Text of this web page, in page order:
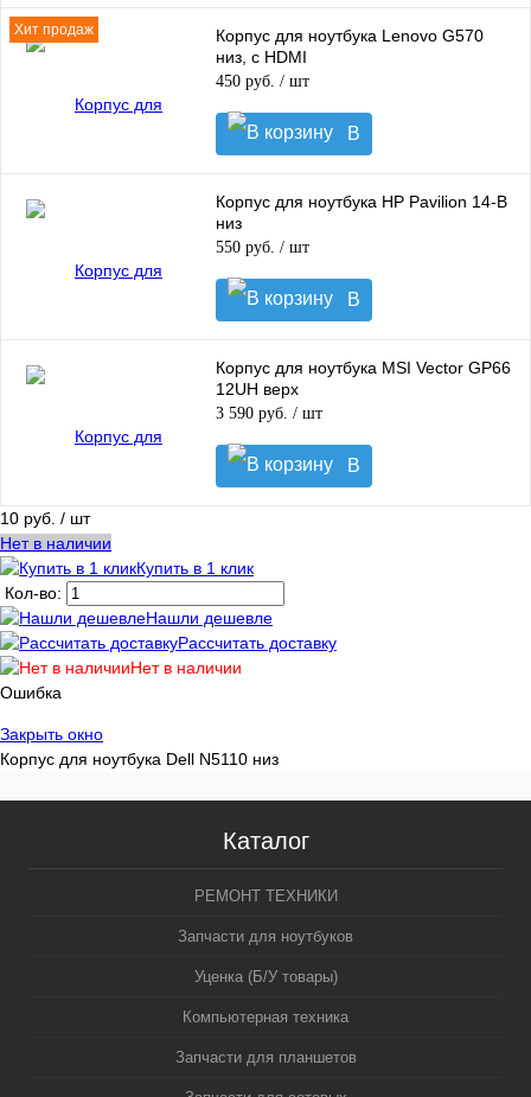
корзину
Хит продаж
Корпус для ноутбука Lenovo G570
низ, с HDMI
450 руб. / шт
В
корзину
Корпус для ноутбука HP Pavilion 14-B
низ
550 руб. / шт
В
корзину
Корпус для ноутбука MSI Vector GP66
12UH верх
3 590 руб. / шт
В
корзину
10 руб. / шт
Нет в наличии
Купить в 1 клик
Кол-во:
Нашли дешевле
Рассчитать доставку
Нет в наличии
Ошибка
Закрыть окно
Корпус для ноутбука Dell N5110 низ
Каталог
РЕМОНТ ТЕХНИКИ
Запчасти для ноутбуков
Уценка (Б/У товары)
Компьютерная техника
Запчасти для планшетов